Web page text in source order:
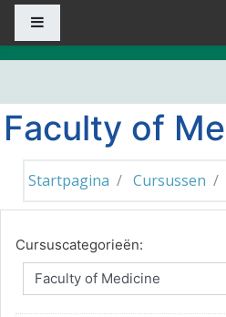
Ga naar hoofdinhoud
Faculty of
Startpagina Cursussen
Cursuscategorieën: